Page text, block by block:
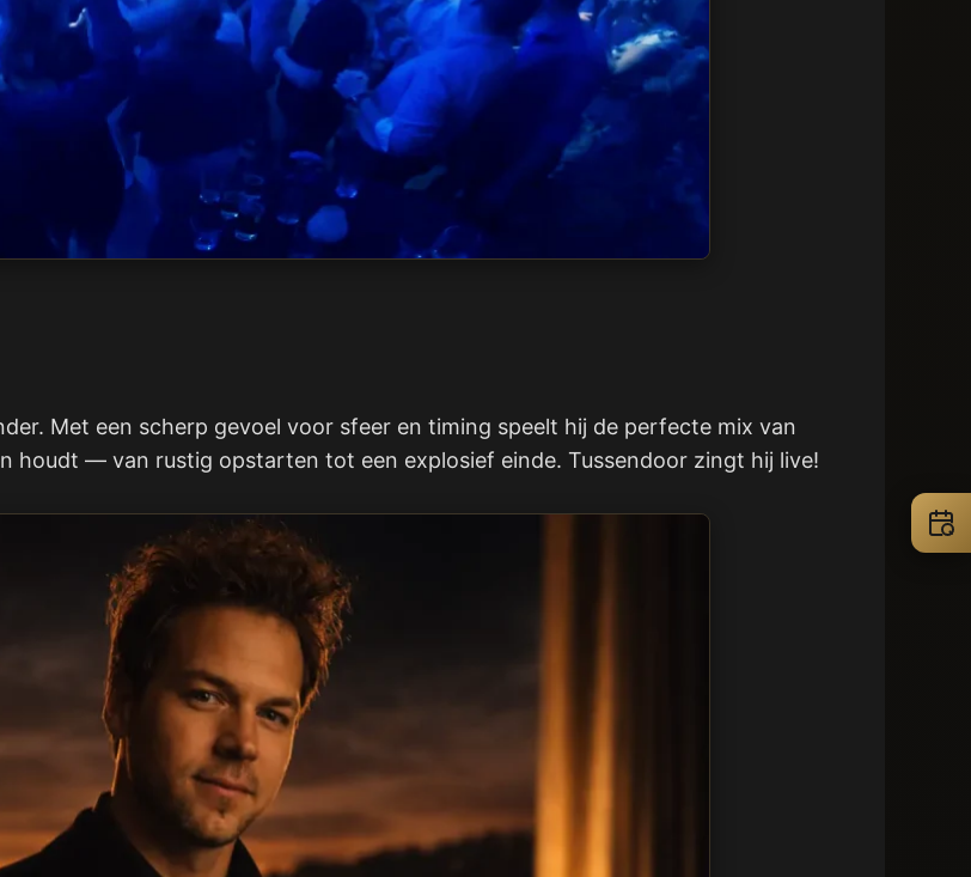
Met een scherp gevoel voor sfeer en timing speelt hij de perfecte mix van
houdt — van rustig opstarten tot een explosief einde. Tussendoor zingt hij live!